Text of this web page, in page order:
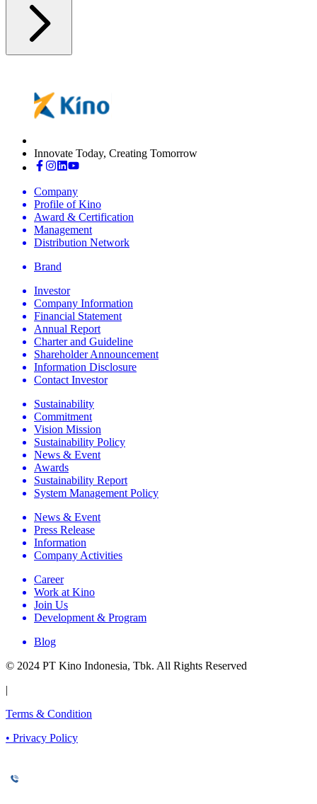
Innovate Today, Creating Tomorrow
Company
Profile of Kino
Award & Certification
Management
Distribution Network
Brand
Investor
Company Information
Financial Statement
Annual Report
Charter and Guideline
Shareholder Announcement
Information Disclosure
Contact Investor
Sustainability
Commitment
Vision Mission
Sustainability Policy
News & Event
Awards
Sustainability Report
System Management Policy
News & Event
Press Release
Information
Company Activities
Career
Work at Kino
Join Us
Development & Program
Blog
© 2024 PT Kino Indonesia, Tbk. All Rights Reserved
|
Terms & Condition
• Privacy Policy